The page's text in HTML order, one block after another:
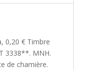
0,20 € Timbre
3338**. MNH.
de charnière.